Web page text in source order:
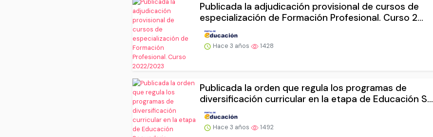
Publicada la adjudicación provisional de cursos de
especialización de Formación Profesional. Curso 2...
Hace 3 años 1428
Publicada la orden que regula los programas de
diversificación curricular en la etapa de Educación S...
Hace 3 años 1492